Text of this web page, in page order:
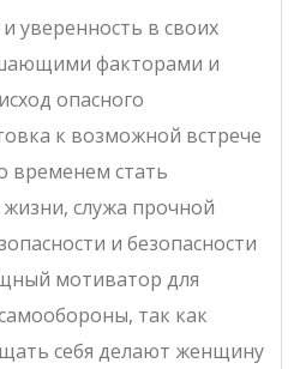
уверенность в своих
факторами и
опасного
к возможной встрече
временем стать
служа прочной
и безопасности
мотиватор для
так как
себя делают женщину